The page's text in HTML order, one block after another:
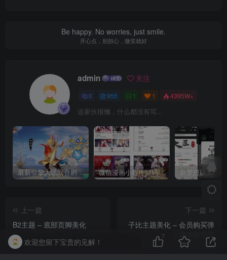
Be happy. No worries, just smile.
开心点，别担心，微笑就好
admin 关注
0 955 1 1 4395W+
这家伙很懒，什么都没有写...
最新引擎大话回合剧情闯关手游【大话回合之缥缈西游内丹版小熊修复版第二季】GM总运营管理后台安卓苹果IOS双端版本 微信漫画小程序源码全开源商业版
上一篇
B2主题 – 底部页脚美化
下一篇
子比主题美化 – 会员购买弹
窗增加背景
欢迎您留下宝贵的见解！
7